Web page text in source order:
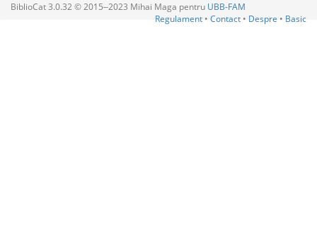
BiblioCat 3.0.32 © 2015‒2023 Mihai Maga pentru UBB-FAM
Regulament • Contact • Despre • Basic